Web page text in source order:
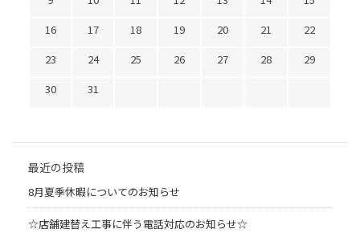
16
17 18 19 20 21
22
23
24 25 26 27 28
29
30
31
最近の投稿
8月夏季休暇についてのお知らせ
☆店舗建替え工事に伴う電話対応のお知らせ☆